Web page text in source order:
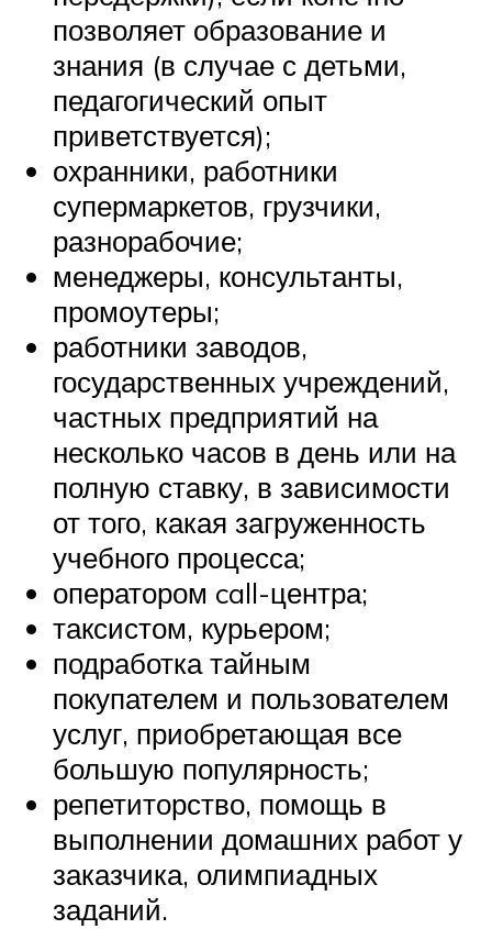
позволяет образование и
знания (в случае с детьми,
педагогический опыт
приветствуется);
охранники, работники
супермаркетов, грузчики,
разнорабочие;
менеджеры, консультанты,
промоутеры;
работники заводов,
государственных учреждений,
частных предприятий на
несколько часов в день или на
полную ставку, в зависимости
от того, какая загруженность
учебного процесса;
оператором call-центра;
таксистом, курьером;
подработка тайным
покупателем и пользователем
услуг, приобретающая все
большую популярность;
репетиторство, помощь в
выполнении домашних работ у
заказчика, олимпиадных
заданий.